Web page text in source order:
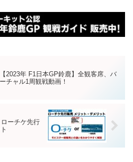
【2023年 F1日本GP鈴鹿】全観客席、バ
ーチャル1周観戦動画！
ローチケ先行